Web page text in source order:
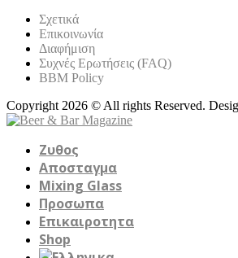
Σχετικά
Επικοινωνία
Διαφήμιση
Συχνές Ερωτήσεις (FAQ)
BBM Policy
Copyright 2026 © All rights Reserved.
Ζυθος
Αποσταγμα
Mixing Glass
Προσωπα
Επικαιροτητα
Shop